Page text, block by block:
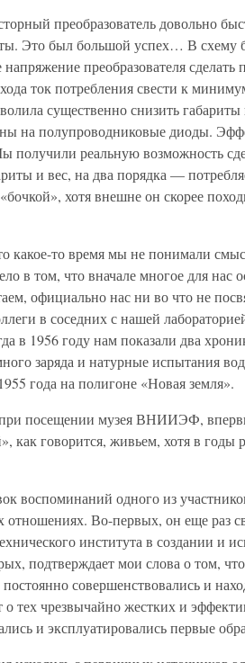
преобразователь довольно
Это был большой успех… В схему
преобразователя
ток потребления свести к
существенно снизить
на полупроводниковые диоды.
реальную возможность
и вес, на два порядка —
хотя внешне он скорее
какое-то время мы не понимали
в том, что вначале многое для нас
официально нас ни во что не
в соседних с нашей
в 1956 году нам показали два
заряда и натурные испытания
года на полигоне «Новая земля».
при посещении музея ВНИИЭФ,
как говорится, живьем, хотя в годы
воспоминаний одного из
отношениях. Во-первых, он еще раз
института в создании и
подтверждает мои слова о том,
совершенствовались и
о тех чрезвычайно жестких и
и эксплуатировались первые